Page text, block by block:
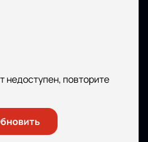
повторите